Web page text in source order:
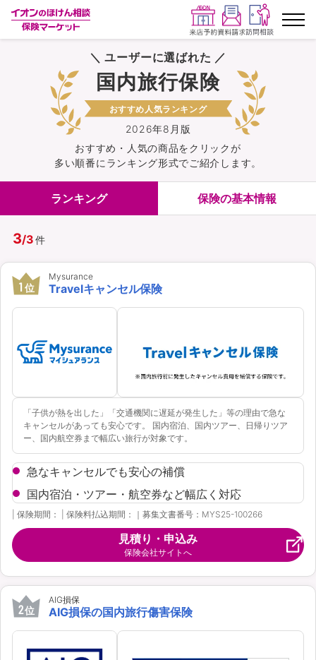
ランキングから探す
保険を比較する
保険会社から探す
イオンカード会員さま専用保険
キャンペーン一覧
イオングループ従業員さま向け
資料請求
（無料）
訪問相談
（無料）
イオンカード会員さま専用保険
＼ ユーザーに選ばれた ／
2026年8月版
国内旅行保険
おすすめ人気ランキング
おすすめ・人気の商品をクリックが
多い順番にランキング形式でご紹介します。
ランキング 保険の基本情報
3/3件
1 位
Mysurance
Travelキャンセル保険
「子供が熱を出した」「交通機関に遅延が発生した」等の理由で急な
キャンセルがあっても安心です。 国内宿泊、国内ツアー、日帰りツア
ー、国内航空券まで幅広い旅行が対象です。
急なキャンセルでも安心の補償
国内宿泊・ツアー・航空券など幅広く対応
| 保険期間： | 保険料払込期間：｜募集文書番号：MYS25-100266
見積り・申込み
保険会社サイトへ
2位
AIG損保
AIG損保の国内旅行傷害保険